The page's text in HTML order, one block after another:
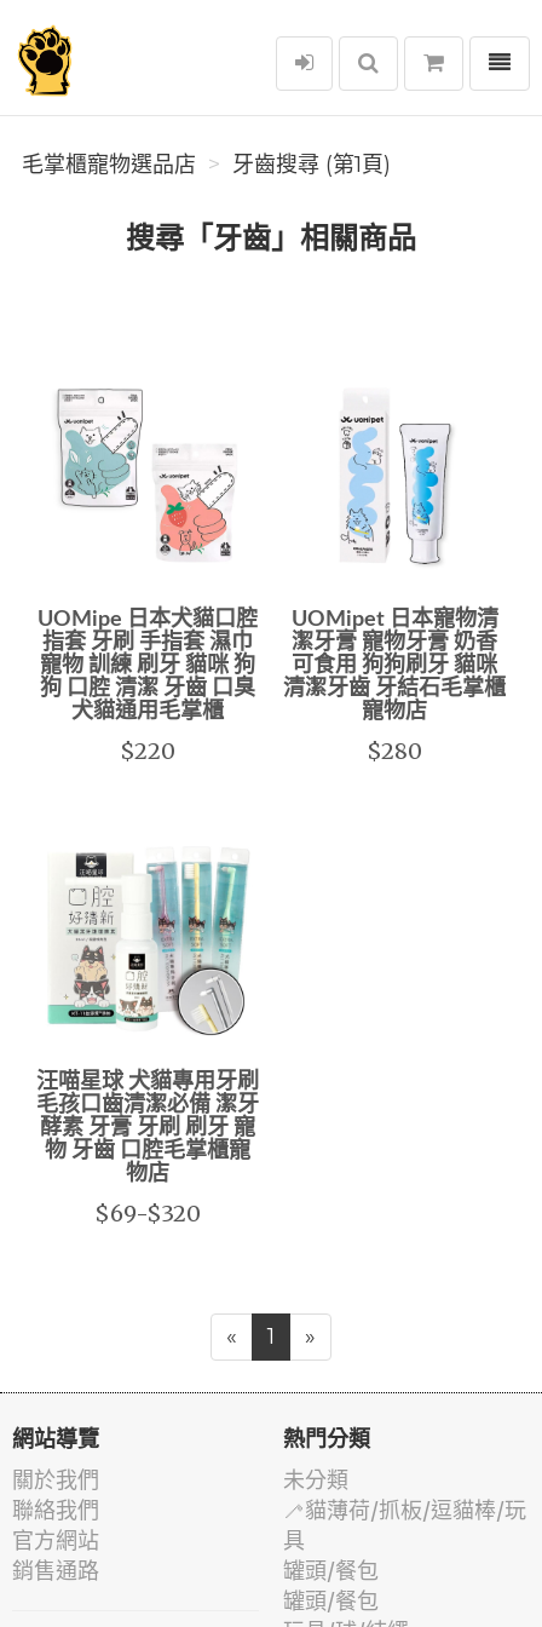
毛掌櫃寵物選品店
選單
毛掌櫃寵物選品店 牙齒搜尋 (第1頁)
搜尋「牙齒」相關商品
UOMipe 日本犬貓口腔
指套 牙刷 手指套 濕巾
寵物 訓練 刷牙 貓咪 狗
狗 口腔 清潔 牙齒 口臭
犬貓通用毛掌櫃
$220
UOMipet 日本寵物清
潔牙膏 寵物牙膏 奶香
可食用 狗狗刷牙 貓咪
清潔牙齒 牙結石毛掌櫃
寵物店
$280
汪喵星球 犬貓專用牙刷
毛孩口齒清潔必備 潔牙
酵素 牙膏 牙刷 刷牙 寵
物 牙齒 口腔毛掌櫃寵
物店
$69-$320
« 1 »
網站導覽
關於我們
聯絡我們
官方網站
銷售通路
熱門分類
未分類
🦯貓薄荷/抓板/逗貓棒/玩
具
罐頭/餐包
罐頭/餐包